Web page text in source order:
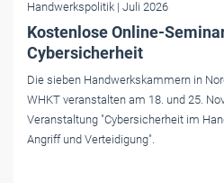
Handwerkspolitik | Juli 2026
Kostenlose Online-
Cybersicherheit
Die sieben Handwerkskammern in
WHKT veranstalten am 18. und 25.
Veranstaltung "Cybersicherheit im
Angriff und Verteidigung".